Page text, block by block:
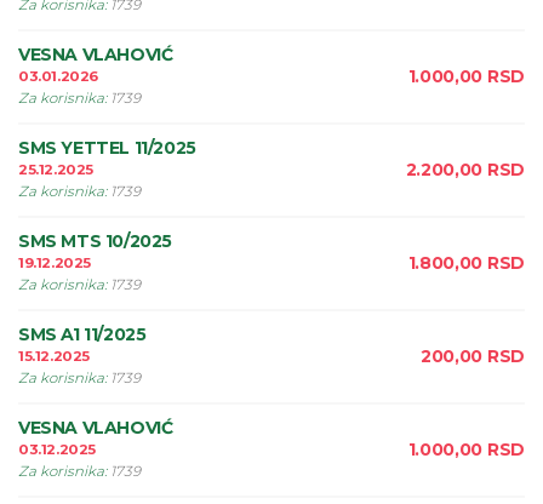
Za korisnika: 1739
VESNA VLAHOVIĆ
03.01.2026
Za korisnika: 1739
1.000,00 RSD
SMS YETTEL 11/2025
25.12.2025
Za korisnika: 1739
2.200,00 RSD
SMS MTS 10/2025
19.12.2025
Za korisnika: 1739
1.800,00 RSD
SMS A1 11/2025
15.12.2025
Za korisnika: 1739
200,00 RSD
VESNA VLAHOVIĆ
03.12.2025
Za korisnika: 1739
1.000,00 RSD